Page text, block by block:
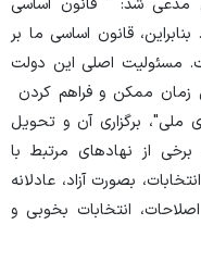
مدعی شد: " قانون اساسی
شد. بنابراین، قانون اساسی ما بر
مسئولیت اصلی این دولت
ممکن و فراهم کردن
ملی"، برگزاری آن و تحویل
از نهادهای مرتبط با
بصورت آزاد، عادلانه
انتخابات بخوبی و